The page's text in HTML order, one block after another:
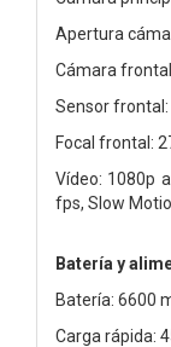
Apertura
Cámara
Sensor frontal:
Focal frontal:
Vídeo: 1080p
fps, Slow
Batería y
Batería: 6600
Carga rápida: